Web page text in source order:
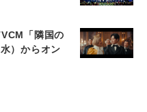
「隣国の
）からオン